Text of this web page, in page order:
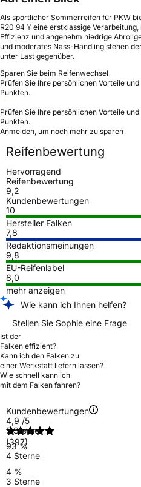
Als sportlicher Sommerreifen für PKW
R20 94 Y eine erstklassige
Effizienz und angenehm niedrige
und moderates Nass-Handling stehen
unter Last gegenüber.
Sparen Sie beim Reifenwechsel
Prüfen Sie Ihre persönlichen Vorteile
Punkten.
Prüfen Sie Ihre persönlichen Vorteile
Punkten.
Anmelden, um noch mehr zu sparen
Reifenbewertung
Hervorragend
Reifenbewertung
9,2
Kundenbewertungen
10
Hersteller Falken
7,8
Redaktionsmeinungen
9,8
EU-Reifenlabel
8,0
mehr anzeigen
Wie kann ich Ihnen helfen?
Stellen Sie Sophie eine Frage
Ist der
Falken effizient?
Kann ich den Falken zu
einer Werkstatt liefern lassen?
Wie schnell kann ich
mit dem Falken fahren?
Kundenbewertungen
4,9 /5
(397)
5 Sterne
93 %
4 Sterne
4 %
3 Sterne